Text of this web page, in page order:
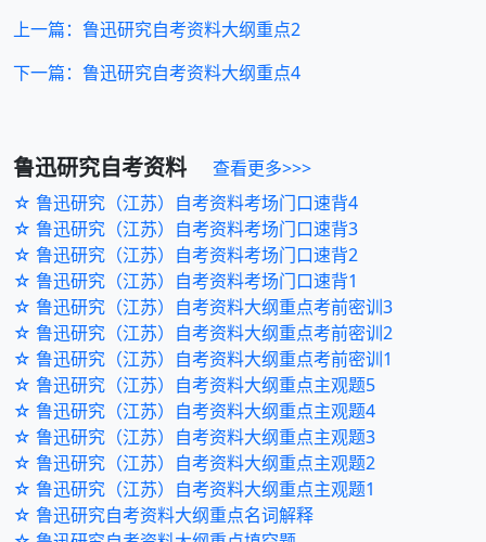
上一篇：鲁迅研究自考资料大纲重点2
下一篇：鲁迅研究自考资料大纲重点4
鲁迅研究自考资料
查看更多>>>
☆ 鲁迅研究（江苏）自考资料考场门口速背4
☆ 鲁迅研究（江苏）自考资料考场门口速背3
☆ 鲁迅研究（江苏）自考资料考场门口速背2
☆ 鲁迅研究（江苏）自考资料考场门口速背1
☆ 鲁迅研究（江苏）自考资料大纲重点考前密训3
☆ 鲁迅研究（江苏）自考资料大纲重点考前密训2
☆ 鲁迅研究（江苏）自考资料大纲重点考前密训1
☆ 鲁迅研究（江苏）自考资料大纲重点主观题5
☆ 鲁迅研究（江苏）自考资料大纲重点主观题4
☆ 鲁迅研究（江苏）自考资料大纲重点主观题3
☆ 鲁迅研究（江苏）自考资料大纲重点主观题2
☆ 鲁迅研究（江苏）自考资料大纲重点主观题1
☆ 鲁迅研究自考资料大纲重点名词解释